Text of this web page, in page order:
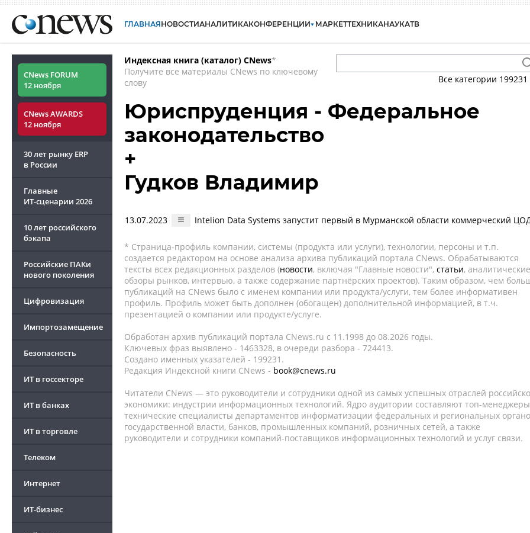
ГЛАВНАЯНОВОСТИАНАЛИТИКАКОНФЕРЕНЦИИ МАРКЕТТЕХНИКАНАУКАТВ
CNews FORUM
12 ноября
CNews AWARDS
12 ноября
30 лет рынку ERP
в России
Главные
ИТ-сценарии 2026
10 лет российского
бэкапа
Российские ПАКи
нового поколения
Цифровизация
Импортозамещение
Безопасность
ИТ в госсекторе
ИТ в банках
ИТ в торговле
Телеком
Интернет
ИТ-бизнес
Индексная книга (каталог) CNews*
Получите все материалы CNews по ключевому
слову
Все категории 199231
Юриспруденция - Федеральное
законодательство
+
Гудков Владимир
13.07.2023 Intelion Data Systems запустит первый в Мурманской области коммерческий
* Страница-профиль компании, системы (продукта или услуги), технологии, персоны и т.п.
создается редактором на основе анализа архива публикаций портала CNews. Обрабатываются
тексты всех редакционных разделов (новости, включая "Главные новости", статьи, аналитические
обзоры рынков, интервью, а также содержание партнёрских проектов). Таким образом, чем
публикаций на CNews было с именем компании или продукта/услуги, тем более информативен
профиль. Профиль может быть дополнен (обогащен) дополнительной информацией, в т.ч.
презентацией о компании или продукте/услуге.
Обработан архив публикаций портала CNews.ru c 11.1998 до 08.2026 годы.
Ключевых фраз выявлено - 1463328, в очереди разбора - 724413.
Создано именных указателей - 199231.
Редакция Индексной книги CNews - book@cnews.ru
Читатели CNews — это руководители и сотрудники одной из самых успешных отраслей
экономики: индустрии информационных технологий. Ядро аудитории составляют топ-
технические специалисты департаментов информатизации федеральных и региональных
государственной власти, банков, промышленных компаний, розничных сетей, а также
руководители и сотрудники компаний-поставщиков информационных технологий и услуг связи.